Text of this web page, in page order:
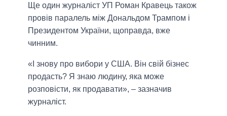
Ще один журналіст УП Роман Кравець також
провів паралель між Дональдом Трампом і
Президентом України, щоправда, вже
чинним.
«І знову про вибори у США. Він свій бізнес
продасть? Я знаю людину, яка може
розповісти, як продавати», – зазначив
журналіст.